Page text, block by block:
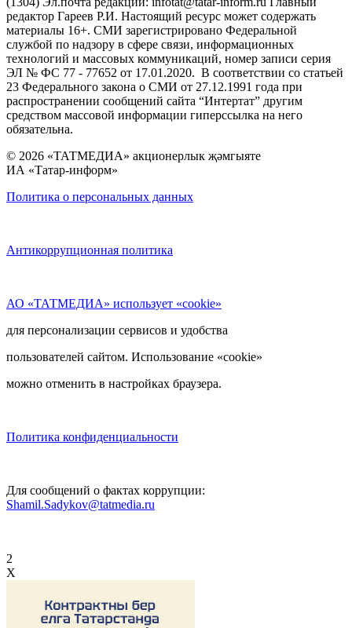
редактор Гареев Р.И. Настоящий ресурс может содержать
материалы 16+. СМИ зарегистрировано Федеральной
службой по надзору в сфере связи, информационных
технологий и массовых коммуникаций, номер записи серия
ЭЛ № ФС 77 - 77652 от 17.01.2020. В соответствии со статьей
23 Федерального закона о СМИ от 27.12.1991 года при
распространении сообщений сайта “Интертат” другим
средством массовой информации гиперссылка на него
обязательна.
© 2026 «ТАТМЕДИА» акционерлык җәмгыяте
ИА «Татар-информ»
Политика о персональных данных
Антикоррупционная политика
АО «ТАТМЕДИА» использует «cookie»
для персонализации сервисов и удобства
пользователей сайтом. Использование «cookie»
можно отменить в настройках браузера.
Политика конфиденциальности
Для сообщений о фактах коррупции:
Shamil.Sadykov@tatmedia.ru
2
X